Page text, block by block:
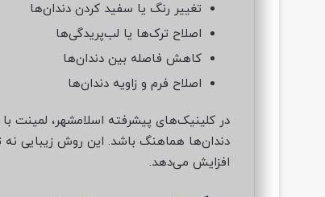
تغییر رنگ یا سفید کردن دندان‌ها
اصلاح ترک‌ها یا لب‌پریدگی‌ها
کاهش فاصله بین دندان‌ها
اصلاح فرم و زاویه دندان‌ها
در کلینیک‌های پیشرفته اسلامشهر، لمینت
دندان‌ها هماهنگ باشد. این روش زیبایی نه
افزایش می‌دهد.